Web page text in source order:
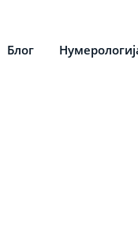
Блог